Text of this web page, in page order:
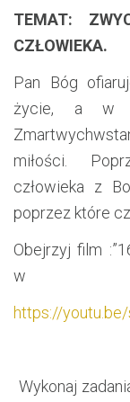
TEMAT:
CZŁOWIEKA.
Pan Bóg
życie, a w
miłości.
człowieka z
poprzez które
Obejrzyj film
w
https://
Wykonaj